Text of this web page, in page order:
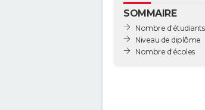
SOMMAIRE
Nombre d'étudiants
Niveau de diplôme
Nombre d'écoles